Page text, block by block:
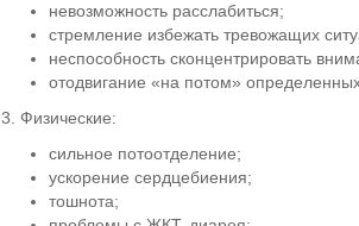
невозможность расслабиться;
стремление избежать тревожащих
неспособность сконцентрировать
отодвигание «на потом»
3. Физические:
сильное потоотделение;
ускорение сердцебиения;
тошнота;